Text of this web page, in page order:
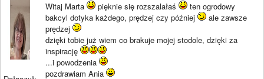
Witaj Marta pięknie się rozszalałaś
ten ogrodowy
bakcyl dotyka każdego, prędzej czy później
ale zawsze
prędzej
dzięki tobie już wiem co brakuje mojej stodole, dzięki za
inspirację
...i powodzenia
pozdrawiam Ania